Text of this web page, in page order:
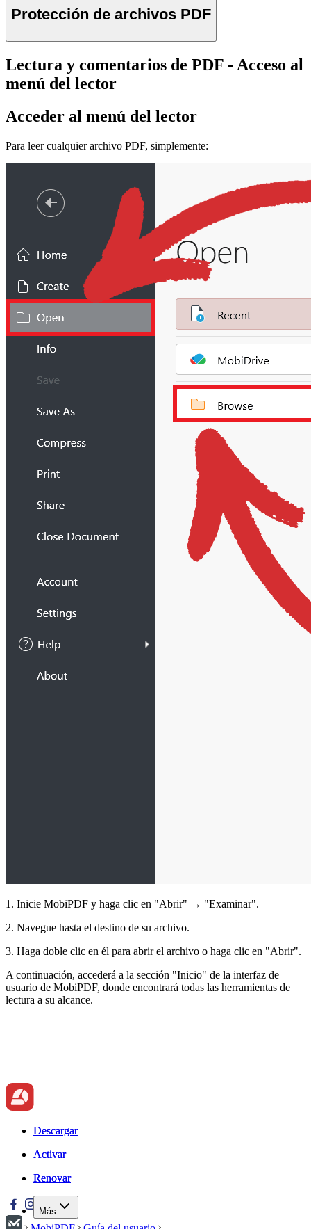
Protección de archivos PDF
Lectura y comentarios de PDF - Acceso al
menú del lector
Acceder al menú del lector
Para leer cualquier archivo PDF, simplemente:
1. Inicie MobiPDF y haga clic en "Abrir" → "Examinar".
2. Navegue hasta el destino de su archivo.
3. Haga doble clic en él para abrir el archivo o haga clic en "Abrir".
A continuación, accederá a la sección "Inicio" de la interfaz de
usuario de MobiPDF, donde encontrará todas las herramientas de
lectura a su alcance.
Descargar
Activar
Renovar
Más
Descargar
Activar
Renovar